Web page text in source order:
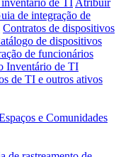
de integração de
Contratos de dispositivos
de dispositivos
de funcionários
Inventário de TI
de TI e outros ativos
e Comunidades